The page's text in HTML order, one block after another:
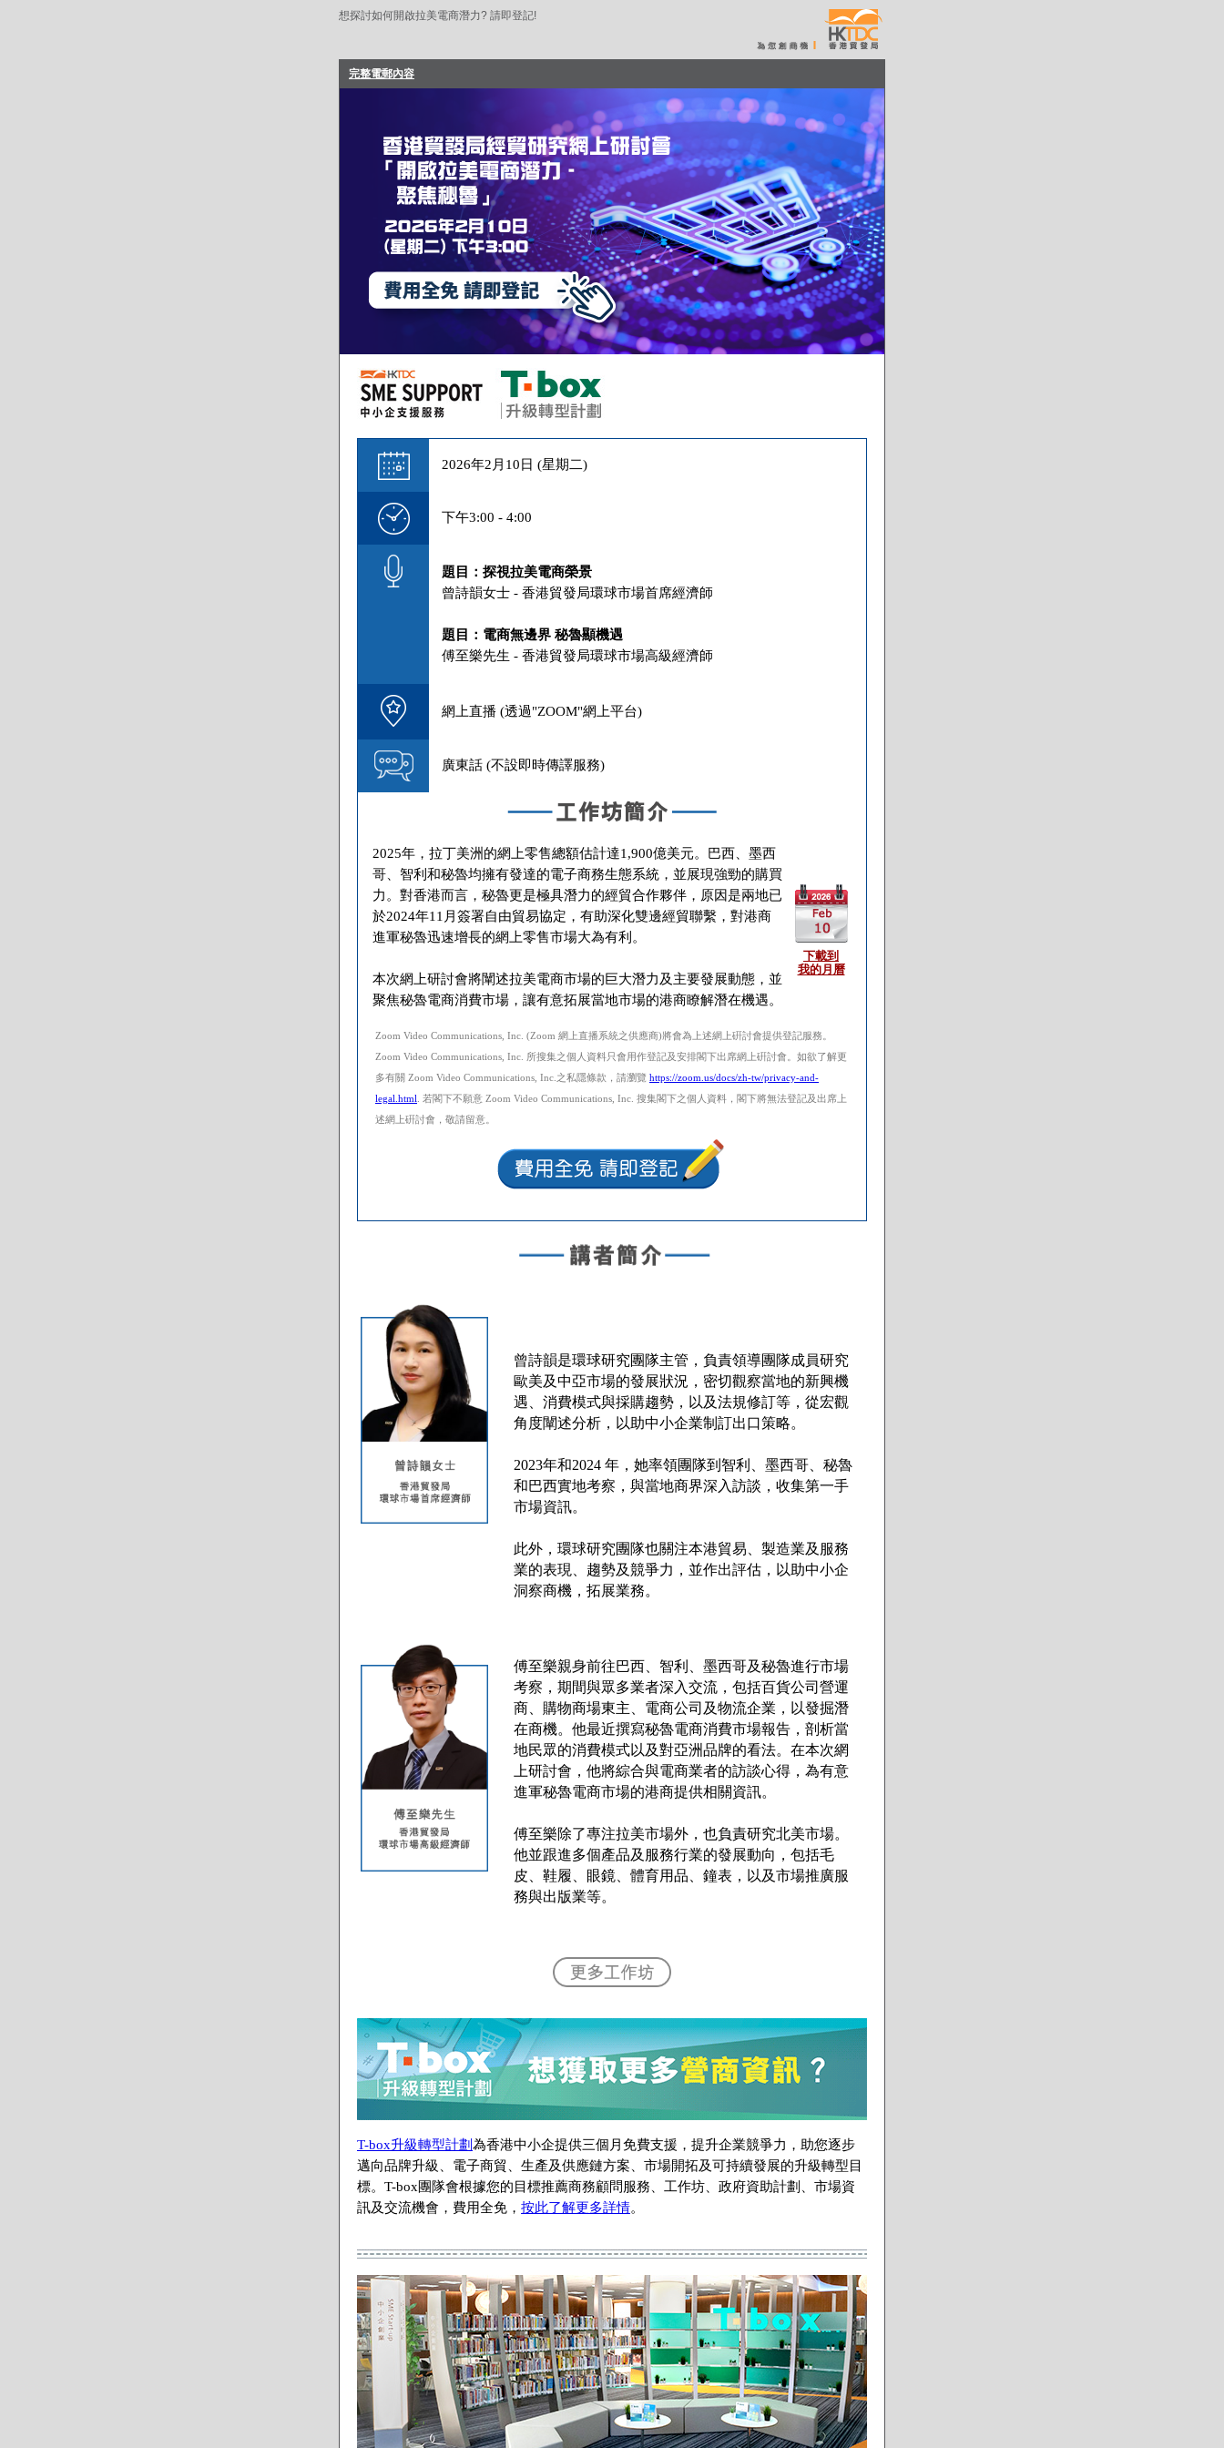
想探討如何開啟拉美電商潛力? 請即登記!
完整電郵內容
2026年2月10日 (星期二)
下午3:00 - 4:00
題目：探視拉美電商榮景
曾詩韻女士 - 香港貿發局環球市場首席經濟師
題目：電商無邊界 秘魯顯機遇
傅至樂先生 - 香港貿發局環球市場高級經濟師
網上直播 (透過"ZOOM"網上平台)
廣東話 (不設即時傳譯服務)
2025年，拉丁美洲的網上零售總額估計達1,900億美元。巴西、墨西
哥、智利和秘魯均擁有發達的電子商務生態系統，並展現強勁的購買
力。對香港而言，秘魯更是極具潛力的經貿合作夥伴，原因是兩地已
於2024年11月簽署自由貿易協定，有助深化雙邊經貿聯繫，對港商
進軍秘魯迅速增長的網上零售市場大為有利。
本次網上研討會將闡述拉美電商市場的巨大潛力及主要發展動態，並
聚焦秘魯電商消費市場，讓有意拓展當地市場的港商瞭解潛在機遇。
下載到
我的月曆
Zoom Video Communications, Inc. (Zoom 網上直播系統之供應商)將會為上述網上硏討會提供登記服務。
Zoom Video Communications, Inc. 所搜集之個人資料只會用作登記及安排閣下出席網上硏討會。如欲了解更
多有關 Zoom Video Communications, Inc.之私隱條款，請瀏覽 https://zoom.us/docs/zh-tw/privacy-and-
legal.html . 若閣下不願意 Zoom Video Communications, Inc. 搜集閣下之個人資料，閣下將無法登記及出席上
述網上硏討會，敬請留意。
曾詩韻是環球研究團隊主管，負責領導團隊成員研究
歐美及中亞市場的發展狀況，密切觀察當地的新興機
遇、消費模式與採購趨勢，以及法規修訂等，從宏觀
角度闡述分析，以助中小企業制訂出口策略。
2023年和2024 年，她率領團隊到智利、墨西哥、秘魯
和巴西實地考察，與當地商界深入訪談，收集第一手
市場資訊。
此外，環球研究團隊也關注本港貿易、製造業及服務
業的表現、趨勢及競爭力，並作出評估，以助中小企
洞察商機，拓展業務。
傅至樂親身前往巴西、智利、墨西哥及秘魯進行市場
考察，期間與眾多業者深入交流，包括百貨公司營運
商、購物商場東主、電商公司及物流企業，以發掘潛
在商機。他最近撰寫秘魯電商消費市場報告，剖析當
地民眾的消費模式以及對亞洲品牌的看法。在本次網
上研討會，他將綜合與電商業者的訪談心得，為有意
進軍秘魯電商市場的港商提供相關資訊。
傅至樂除了專注拉美市場外，也負責研究北美市場。
他並跟進多個產品及服務行業的發展動向，包括毛
皮、鞋履、眼鏡、體育用品、鐘表，以及市場推廣服
務與出版業等。
T-box升級轉型計劃為香港中小企提供三個月免費支援，提升企業競爭力，助您逐步
邁向品牌升級、電子商貿、生產及供應鏈方案、市場開拓及可持續發展的升級轉型目
標。T-box團隊會根據您的目標推薦商務顧問服務、工作坊、政府資助計劃、市場資
訊及交流機會，費用全免， 按此了解更多詳情。